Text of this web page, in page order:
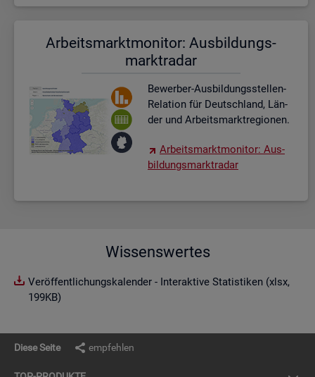
Ar­beits­markt­mo­ni­tor: Aus­bil­dungs­
markt­ra­dar
Be­wer­ber-Aus­bil­dungs­stel­len-
Re­la­ti­on für Deutsch­land, Län­
der und Ar­beits­markt­re­gio­nen.
Ar­beits­markt­mo­ni­tor: Aus­
bil­dungs­markt­ra­dar
Wissenswertes
Veröffentlichungskalender - Interaktive Statistiken (xlsx,
199KB)
Diese Seite empfehlen